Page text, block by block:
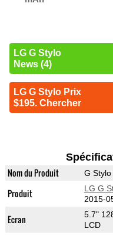
LG G Stylo
News (4)
LG G Stylo Prix
$195. Chercher
Nom du Produit G Stylo
Produit LG G
2015-
Ecran
5.7"
LCD